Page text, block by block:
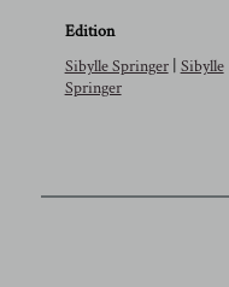
Edition
Sibylle Springer| Sibylle
Springer